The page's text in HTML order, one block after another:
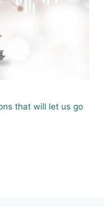
that will let us go